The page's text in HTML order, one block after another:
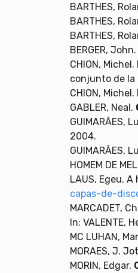
BARTHES,
BARTHES,
BARTHES,
BERGER, John.
CHION, Michel.
conjunto de la
CHION, Michel.
GABLER, Neal.
GUIMARÃES,
2004.
GUIMARÃES,
HOMEM DE
LAUS, Egeu.
capas-de-
MARCADET,
In: VALENTE,
MC LUHAN,
MORAES, J.
MORIN, Edgar.